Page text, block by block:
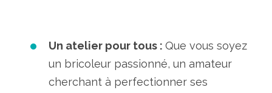
Un atelier pour tous : Que vous soyez
un bricoleur passionné, un amateur
cherchant à perfectionner ses